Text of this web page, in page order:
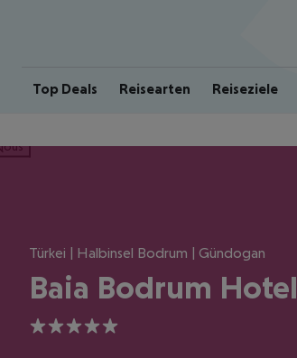
Top Deals Reisearten Reiseziele
Türkei | Halbinsel Bodrum | Gündogan
Baia Bodrum Hotel
5